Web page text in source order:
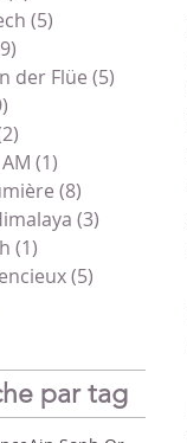
(5)
der Flüe (5)
(1)
(8)
(3)
(1)
(5)
par tag